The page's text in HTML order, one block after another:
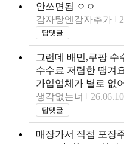
안쓰면됨 ㅇㅇ
감자탕엔감자추가
답댓글
그런데 배민,쿠팡 수
수수료 저렴한 땡겨
가입업체가 별로 없
생각없는너
답댓글
매장가서 직접 포장